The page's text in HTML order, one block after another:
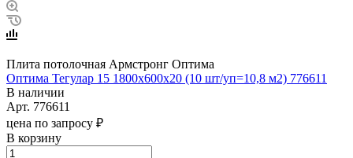
Плита потолочная Армстронг Оптима
Оптима Тегулар 15 1800x600x20 (10 шт/уп=10,8 м2) 776611
В наличии
Арт. 776611
цена по запросу ₽
В корзину